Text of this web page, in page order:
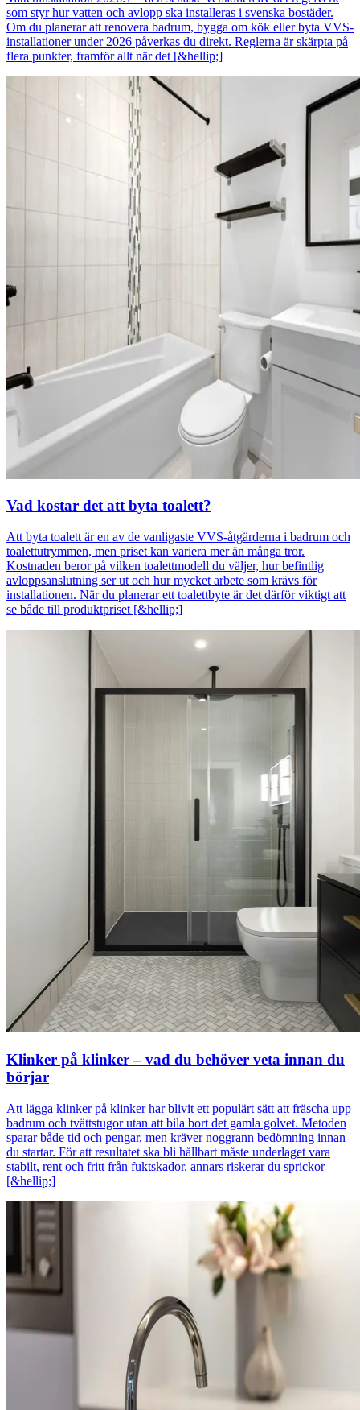
som styr hur vatten och avlopp ska installeras i svenska bostäder.
Om du planerar att renovera badrum, bygga om kök eller byta VVS-
installationer under 2026 påverkas du direkt. Reglerna är skärpta på
flera punkter, framför allt när det [&hellip;]
Vad kostar det att byta toalett?
Att byta toalett är en av de vanligaste VVS‑åtgärderna i badrum och
toalettutrymmen, men priset kan variera mer än många tror.
Kostnaden beror på vilken toalettmodell du väljer, hur befintlig
avloppsanslutning ser ut och hur mycket arbete som krävs för
installationen. När du planerar ett toalettbyte är det därför viktigt att
se både till produktpriset [&hellip;]
Klinker på klinker – vad du behöver veta innan du
börjar
Att lägga klinker på klinker har blivit ett populärt sätt att fräscha upp
badrum och tvättstugor utan att bila bort det gamla golvet. Metoden
sparar både tid och pengar, men kräver noggrann bedömning innan
du startar. För att resultatet ska bli hållbart måste underlaget vara
stabilt, rent och fritt från fuktskador, annars riskerar du sprickor
[&hellip;]